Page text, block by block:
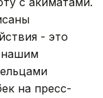
- это
нашим
на пресс-